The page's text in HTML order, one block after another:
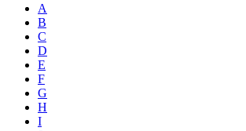
A
B
C
D
E
F
G
H
I